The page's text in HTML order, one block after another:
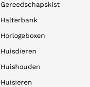
Gereedschapskist
Halterbank
Horlogeboxen
Huisdieren
Huishouden
Huisieren